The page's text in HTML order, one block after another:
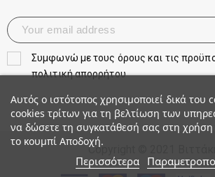
Συμφωνώ με τους όρους και τις
πολιτική απορρήτου
Αυτός ο ιστότοπος χρησιμοποιεί δικά του
cookies τρίτων για τη βελτίωση των
να δώσετε τη συγκατάθεσή σας στη
το κουμπί Αποδοχή.
Περισσότερα
Copyright © 2021